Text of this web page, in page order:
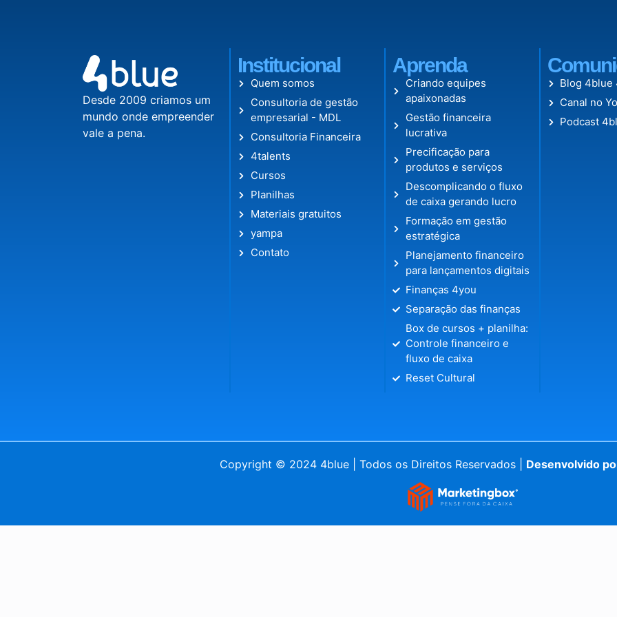
Desde 2009 criamos um
mundo onde empreender
vale a pena.
Institucional
Quem somos
Consultoria de gestão
empresarial - MDL
Consultoria Financeira
4talents
Cursos
Planilhas
Materiais gratuitos
yampa
Contato
Aprenda
Criando equipes
apaixonadas
Gestão financeira
lucrativa
Precificação para
produtos e serviços
Descomplicando o fluxo
de caixa gerando lucro
Formação em gestão
estratégica
Planejamento financeiro
para lançamentos digitais
Finanças 4you
Separação das finanças
Box de cursos + planilha:
Controle financeiro e
fluxo de caixa
Reset Cultural
Blog 4blue
Canal no
Podcast
Copyright © 2024 4blue | Todos os Direitos Reservados | Desenvolvido